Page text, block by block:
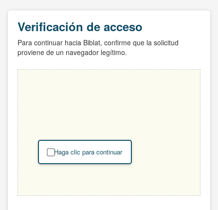
Verificación de acceso
Para continuar hacia Biblat, confirme que la solicitud
proviene de un navegador legítimo.
Haga clic para continuar